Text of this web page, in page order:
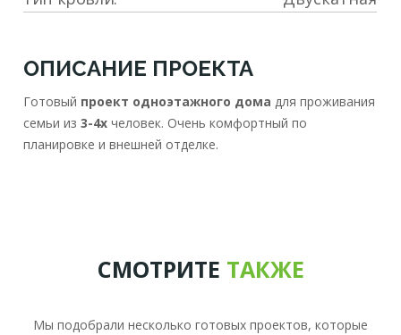
ОПИСАНИЕ ПРОЕКТА
Готовый проект одноэтажного дома для проживания
семьи из3-4х человек. Очень комфортный по
планировке и внешней отделке.
СМОТРИТЕ ТАКЖЕ
Мы подобрали несколько готовых проектов, которые